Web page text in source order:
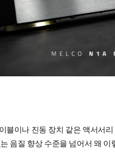
블이나 진동 장치 같은 액서서
음질 향상 수준을 넘어서 왜